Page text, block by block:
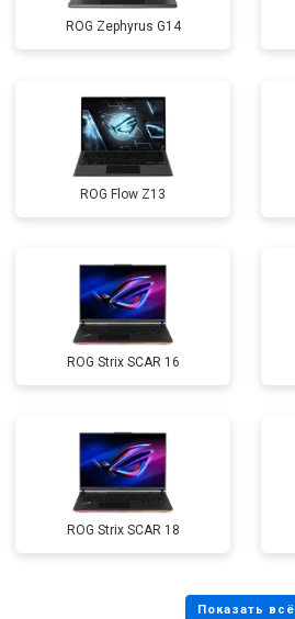
ROG Zephyrus G14
ROG Flow Z13
ROG Strix SCAR 16
ROG Strix SCAR 18